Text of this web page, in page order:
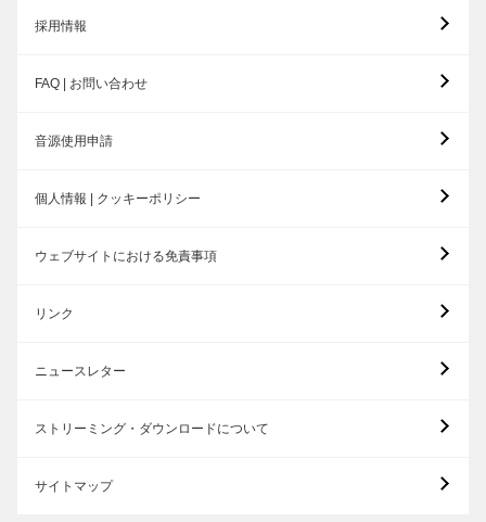
採用情報
FAQ | お問い合わせ
音源使用申請
個人情報 | クッキーポリシー
ウェブサイトにおける免責事項
リンク
ニュースレター
ストリーミング・ダウンロードについて
サイトマップ